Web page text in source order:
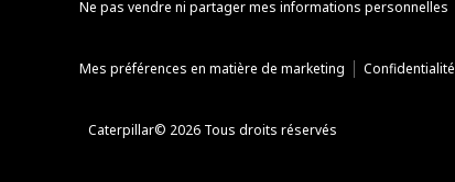
Ne pas vendre ni partager mes informations personnelles
Mes préférences en matière de marketing Confidentialité
Caterpillar© 2026 Tous droits réservés